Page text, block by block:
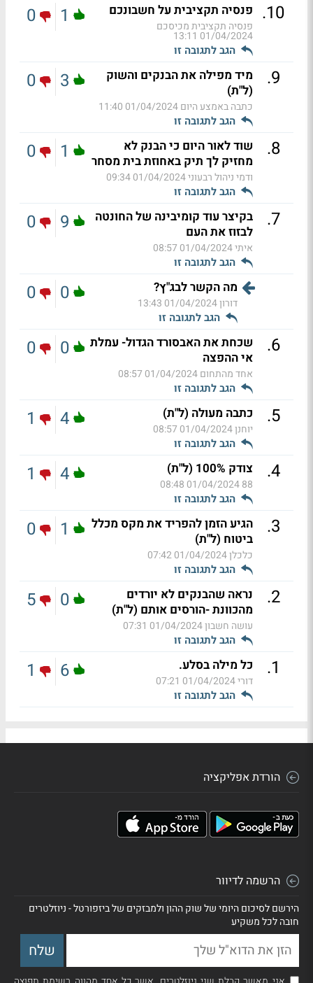
10
. פנסיה תקציבית על חשבונכם
פנסיה תקציבית מכיסכם
01/04/2024 13:11
הגב לתגובה זו
1
0
9
.
מיד מפילה את הבנקים והשוק
(ל"ת)
כתבה באמצע היום01/04/2024 11:40
הגב לתגובה זו
3
0
8
.
שוד לאור היום כי הבנק לא
מחזיק לך תיק באחוזת בית מסחר
ודמי ניהול רבעוני01/04/2024 09:34
הגב לתגובה זו
1
0
7
.
בקיצר עוד קומיבינה של החונטה
לבזוז את העם
איתי01/04/2024 08:57
הגב לתגובה זו
9
0
מה הקשר לבג"ץ?
דורון01/04/2024 13:43
הגב לתגובה זו
0
0
6
.
שכחת את האבסורד הגדול- עמלת
אי ההפצה
אחד מהתחום01/04/2024 08:57
הגב לתגובה זו
0
0
5
. כתבה מעולה (ל"ת)
יוחנן01/04/2024 08:57
הגב לתגובה זו
4
1
4
. צודק 100% (ל"ת)
88
01/04/2024 08:48
הגב לתגובה זו
4
1
3
.
הגיע הזמן להפריד את מקס מכלל
ביטוח (ל"ת)
כלכלן01/04/2024 07:42
הגב לתגובה זו
1
0
2
.
נראה שהבנקים לא יורדים
מהכוונת -הורסים אותם (ל"ת)
עושה חשבון01/04/2024 07:31
הגב לתגובה זו
0
5
1
. כל מילה בסלע.
דורי01/04/2024 07:21
הגב לתגובה זו
6
1
הורדת אפליקציה
הרשמה לדיוור
הירשם לסיכום היומי של שוק ההון ולמבזקים של ביזפורטל - ניוזלטרים
חובה לכל משקיע